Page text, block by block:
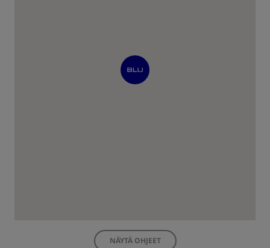
NÄYTÄ OHJEET